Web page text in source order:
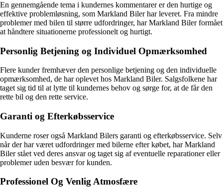
En gennemgående tema i kundernes kommentarer er den hurtige og
effektive problemløsning, som Markland Biler har leveret. Fra mindre
problemer med bilen til større udfordringer, har Markland Biler formået
at håndtere situationerne professionelt og hurtigt.
Personlig Betjening og Individuel Opmærksomhed
Flere kunder fremhæver den personlige betjening og den individuelle
opmærksomhed, de har oplevet hos Markland Biler. Salgsfolkene har
taget sig tid til at lytte til kundernes behov og sørge for, at de får den
rette bil og den rette service.
Garanti og Efterkøbsservice
Kunderne roser også Markland Bilers garanti og efterkøbsservice. Selv
når der har været udfordringer med bilerne efter købet, har Markland
Biler stået ved deres ansvar og taget sig af eventuelle reparationer eller
problemer uden besvær for kunden.
Professionel Og Venlig Atmosfære